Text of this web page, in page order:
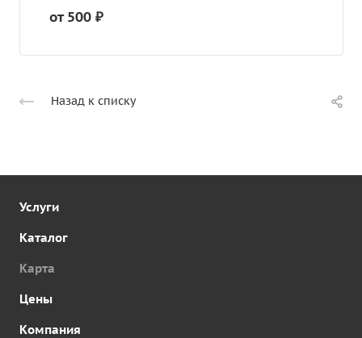
от 500 ₽
Назад к списку
Услуги
Каталог
Карта
Цены
Компания